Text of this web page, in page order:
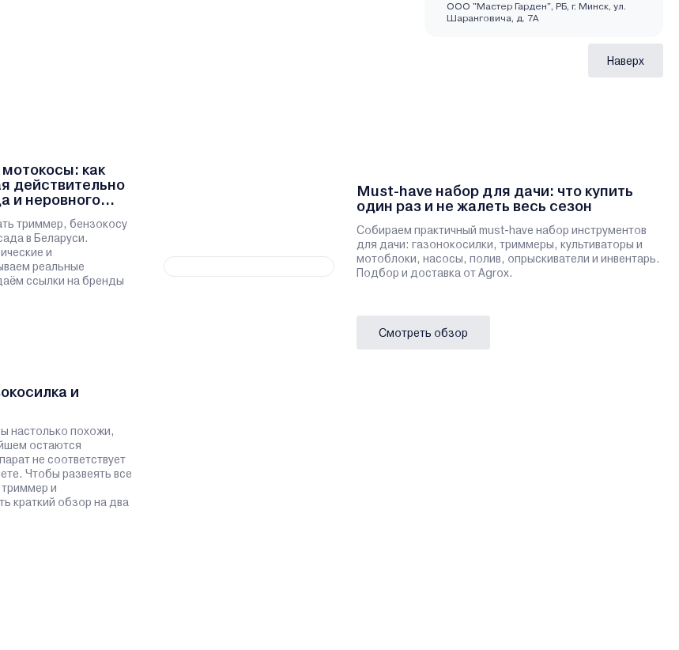
ООО "Мастер Гарден", РБ, г. Минск, ул.
Шаранговича, д. 7А
Наверх
как
действительно
и неровного
триммер, бензокосу
в Беларуси.
и
реальные
ссылки на бренды
Must-have набор для дачи: что купить
один раз и не жалеть весь сезон
Собираем практичный must-have набор инструментов
для дачи: газонокосилки, триммеры, культиваторы и
мотоблоки, насосы, полив, опрыскиватели и инвентарь.
Подбор и доставка от Agrox.
Смотреть обзор
и
настолько похожи,
остаются
не соответствует
Чтобы развеять все
и
краткий обзор на два